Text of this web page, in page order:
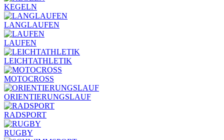
KEGELN
LANGLAUFEN
LAUFEN
LEICHTATHLETIK
MOTOCROSS
ORIENTIERUNGSLAUF
RADSPORT
RUGBY